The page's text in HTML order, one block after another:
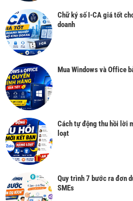
Chữ ký số I-CA giá tốt
doanh
Mua Windows và Office
Cách tự động thu hồi lời
loạt
Quy trình 7 bước ra đơn
SMEs